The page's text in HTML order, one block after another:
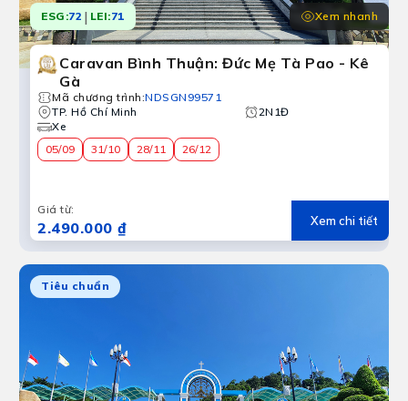
ESG:72 | LEI:71 Xem nhanh
Caravan Bình Thuận: Đức Mẹ Tà Pao - Kê
Gà
Mã chương trình:NDSGN99571
TP. Hồ Chí Minh
2N1Đ
Xe
05/09
31/10 28/11 26/12
Giá từ:
2.490.000 ₫ Xem chi tiết
Tiêu chuẩn